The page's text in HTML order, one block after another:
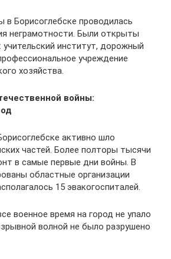
в Борисоглебске проводилась
неграмотности. Были открыты
учительский институт, дорожный
учреждение
хозяйства.
войны:
активно шло
частей. Более полторы тысячи
в самые первые дни войны. В
областные организации
15 эвакогоспиталей.
военное время на город не упало
волной не было разрушено